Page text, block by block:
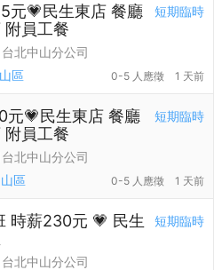
短期臨時
元💗民生東店 餐廳
附員工餐
北中山分公司
區 0-5 人應徵 1 天前
短期臨時
💗民生東店 餐廳
附員工餐
北中山分公司
區 0-5 人應徵 1 天前
短期臨時
時薪230元 💗 民生
北中山分公司